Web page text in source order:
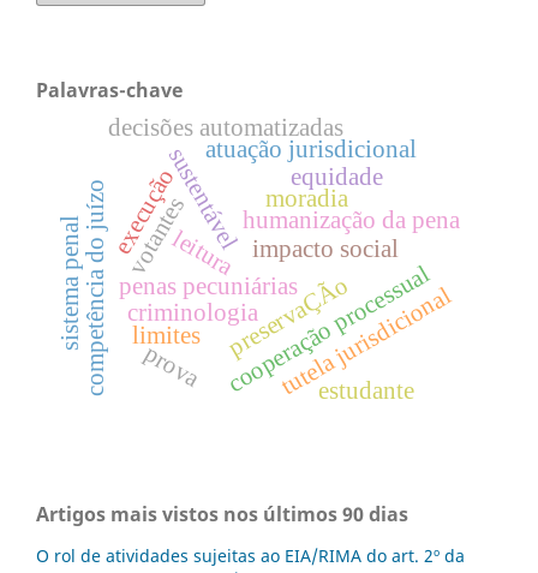
Palavras-chave
penas pecuniárias
preservaÇÃo
criminologia
sustentável
leitura
humanização da pena
moradia
competência do juízoexecução
cooperação processual
tutela jurisdicional
sistema penal impacto social
equidade
decisões automatizadas
limites
prova estudante
atuação jurisdicional
votantes
Artigos mais vistos nos últimos 90 dias
O rol de atividades sujeitas ao EIA/RIMA do art. 2º da